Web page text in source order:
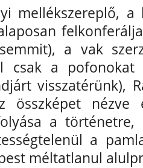
mellékszereplő,
a vak
csak a
visszatérünk),
összképet nézve
a történetre,
a
méltatlanul